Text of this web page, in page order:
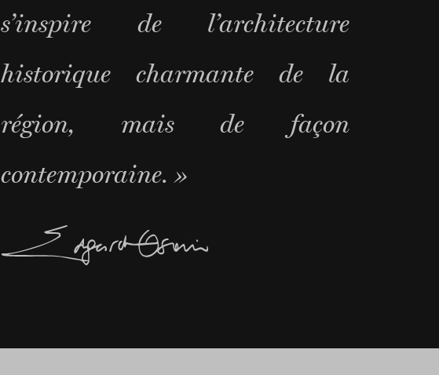
s’inspire de l’architecture
historique charmante de la
région, mais de façon
contemporaine. »